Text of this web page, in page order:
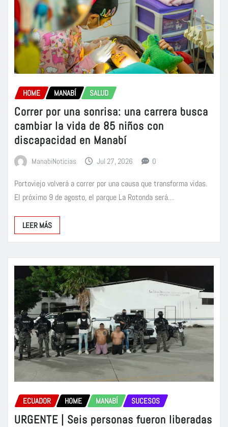
HOME MANABÍ SALUD
Correr por una sonrisa: una carrera busca
cambiar la vida de 85 niños con
discapacidad en Manabí
ManabiNoticias Jul 27, 2026 0
Portoviejo volverá a correr por una causa que transforma vidas.
El próximo 9 de agosto, el parque La Rotonda será…
LEER MÁS
ECUADOR HOME MANABÍ SUCESOS
URGENTE | Seis personas fueron liberadas